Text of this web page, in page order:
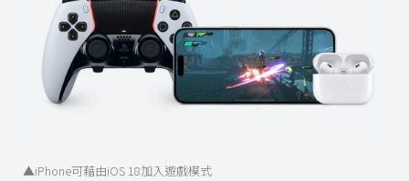
▲iPhone可藉由iOS 18加入遊戲模式